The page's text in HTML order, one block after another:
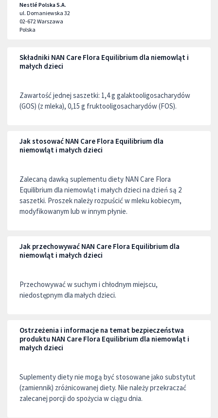
Nestlé Polska S.A.
ul. Domaniewska 32
02-672Warszawa
Polska
Składniki NAN Care Flora Equilibrium dla niemowląt i
małych dzieci
Zawartość jednej saszetki: 1,4 g galaktooligosacharydów
(GOS) (z mleka), 0,15 g fruktooligosacharydów (FOS).
Jak stosować NAN Care Flora Equilibrium dla
niemowląt i małych dzieci
Zalecaną dawką suplementu diety NAN Care Flora
Equilibrium dla niemowląt i małych dzieci na dzień są 2
saszetki. Proszek należy rozpuścić w mleku kobiecym,
modyfikowanym lub w innym płynie.
Jak przechowywać NAN Care Flora Equilibrium dla
niemowląt i małych dzieci
Przechowywać w suchym i chłodnym miejscu,
niedostępnym dla małych dzieci.
Ostrzeżenia i informacje na temat bezpieczeństwa
produktu NAN Care Flora Equilibrium dla niemowląt i
małych dzieci
Suplementy diety nie mogą być stosowane jako substytut
(zamiennik) zróżnicowanej diety. Nie należy przekraczać
zalecanej porcji do spożycia w ciągu dnia.